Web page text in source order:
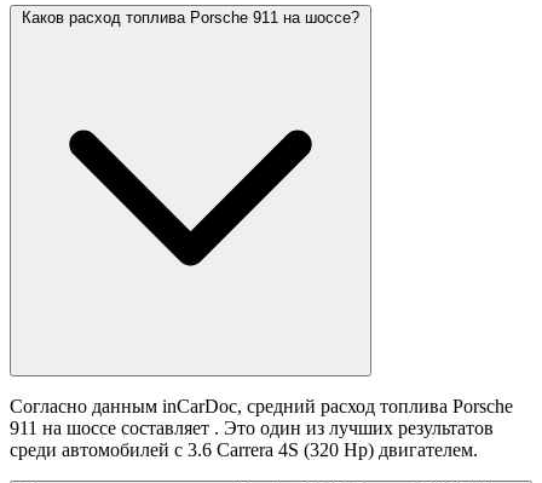
Каков расход топлива Porsche 911 на шоссе?
Согласно данным inCarDoc, средний расход топлива Porsche
911 на шоссе составляет . Это один из лучших результатов
среди автомобилей с 3.6 Carrera 4S (320 Hp) двигателем.